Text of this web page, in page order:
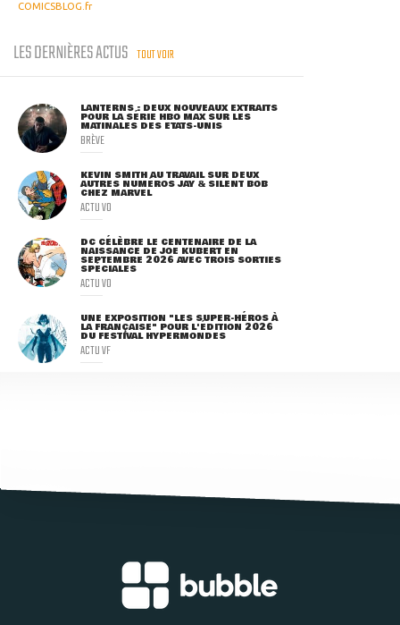
COMICSBLOG.fr
LES DERNIÈRES ACTUS TOUT VOIR
LANTERNS : DEUX NOUVEAUX EXTRAITS
POUR LA SÉRIE HBO MAX SUR LES
MATINALES DES ETATS-UNIS
BRÈVE
KEVIN SMITH AU TRAVAIL SUR DEUX
AUTRES NUMÉROS JAY & SILENT BOB
CHEZ MARVEL
ACTU VO
DC CÉLÈBRE LE CENTENAIRE DE LA
NAISSANCE DE JOE KUBERT EN
SEPTEMBRE 2026 AVEC TROIS SORTIES
SPÉCIALES
ACTU VO
UNE EXPOSITION "LES SUPER-HÉROS À
LA FRANÇAISE" POUR L'ÉDITION 2026
DU FESTIVAL HYPERMONDES
ACTU VF